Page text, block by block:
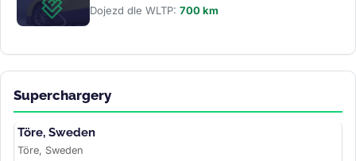
Dojezd dle WLTP: 700 km
Superchargery
Töre, Sweden
Töre, Sweden